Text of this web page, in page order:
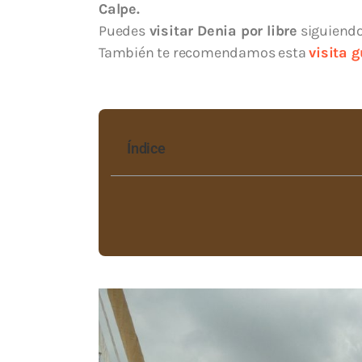
Calpe.
Puedesvisitar Denia por libre
También te recomendamos estavisita
Índice